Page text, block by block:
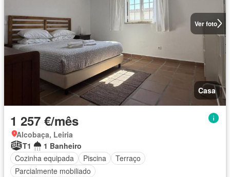
Ver foto
Casa
1 257 €/mês
Alcobaça, Leiria
T1
1 Banheiro
Cozinha equipada
Piscina
Terraço
Parcialmente mobiliado